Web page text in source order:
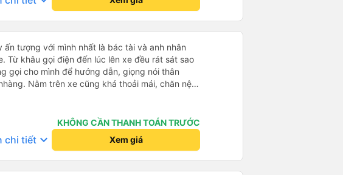
ấn tượng với mình nhất là bác tài và anh nhân
sao
gọi cho mình để hướng dẫn, giọng nói thân
thoải mái, chăn nệm
đủ. Chuyến xe của mình hầu hết là các cô bác
xe, điểm thả của mình ban đầu dự kiến là Ngã 3
) và bắt Grab nhưng các anh hướng dẫn
ở đây không có ma nào dám chở đâu ( vì đây là
KHÔNG CẦN THANH TOÁN TRƯỚC
chi tiết keyboard_arrow_down Xem giá